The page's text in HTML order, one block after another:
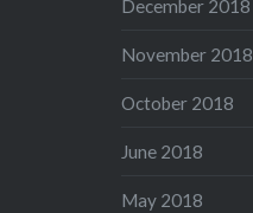
December 2018
November 2018
October 2018
June 2018
May 2018